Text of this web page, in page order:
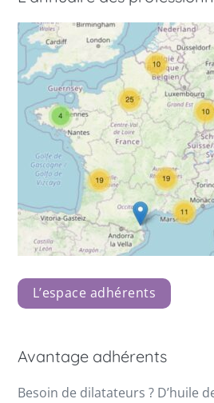
L’espace adhérents
Avantage adhérents
Besoin de dilatateurs ? D’huile